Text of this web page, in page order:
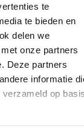
te
te bieden en
delen we
onze partners
Deze partners
informatie
op
vlag
dezelfde
Voeg